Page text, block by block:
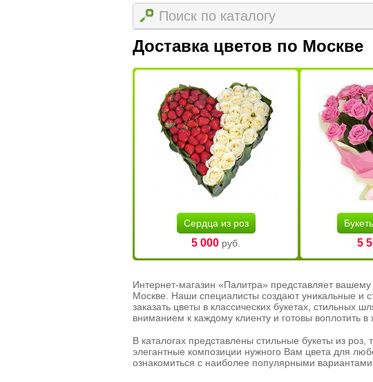
Доставка цветов по Москве
Сердца из роз
5 000 руб. 5
Интернет-магазин «Палитра» представляет
Москве. Наши специалисты создают уникальные и
заказать цветы в классических букетах,
вниманием к каждому клиенту и готовы воплотить
В каталогах представлены стильные букеты из
элегантные композиции нужного Вам цвета для
ознакомиться с наиболее популярными